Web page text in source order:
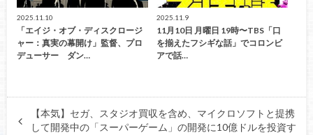
2025.11.10
「エイジ・オブ・ディスクロージ
ャー：真実の幕開け」監督、プロ
デューサー ダン…
2025.11.9
11月10日 月曜日 19時〜TBS「口
を揃えたフシギな話」でコロンビ
アで話…
【本気】セガ、スタジオ買収を含め、マイクロソフトと提携
して開発中の「スーパーゲーム」の開発に10億ドルを投資す